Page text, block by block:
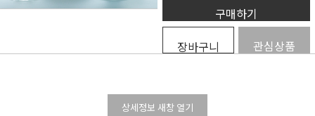
구매하기
장바구니 관심상품
상세정보 새창 열기